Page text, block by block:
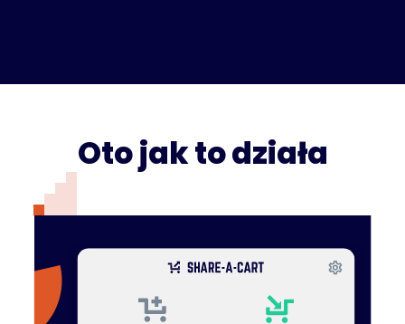
Oto jak to działa